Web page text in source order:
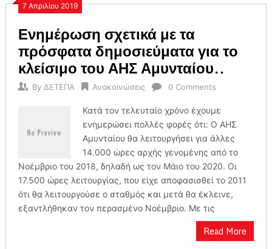
7 Απριλίου 2019
Ενημέρωση σχετικά με τα
πρόσφατα δημοσιεύματα για το
κλείσιμο του ΑΗΣ Αμυνταίου..
By ΔΕΤΕΠΑ Ανακοινώσεις 0 Comments
Κατά τον τελευταίο χρόνο έχουμε
ενημερώσει πολλές φορές ότι: Ο ΑΗΣ
Αμυνταίου θα λειτουργήσει για άλλες
14.000 ώρες αρχής γενομένης από το
Νοέμβριο του 2018, δηλαδή ως τον Μάιο του 2020. Οι
17.500 ώρες λειτουργίας, που είχε αποφασισθεί το 2011
ότι θα λειτουργούσε ο σταθμός και μετά θα έκλεινε,
εξαντλήθηκαν τον περασμένο Νοέμβριο. Με τις
Read More